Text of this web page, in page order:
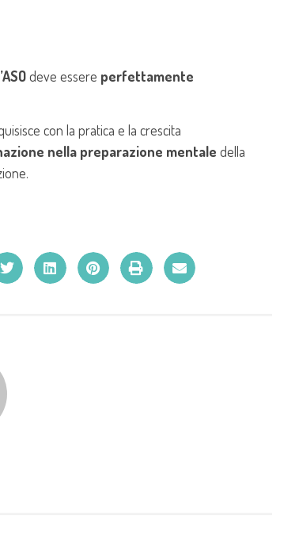
’ASOdeve essere perfettamente
con la pratica e la crescita
nella preparazione mentale della